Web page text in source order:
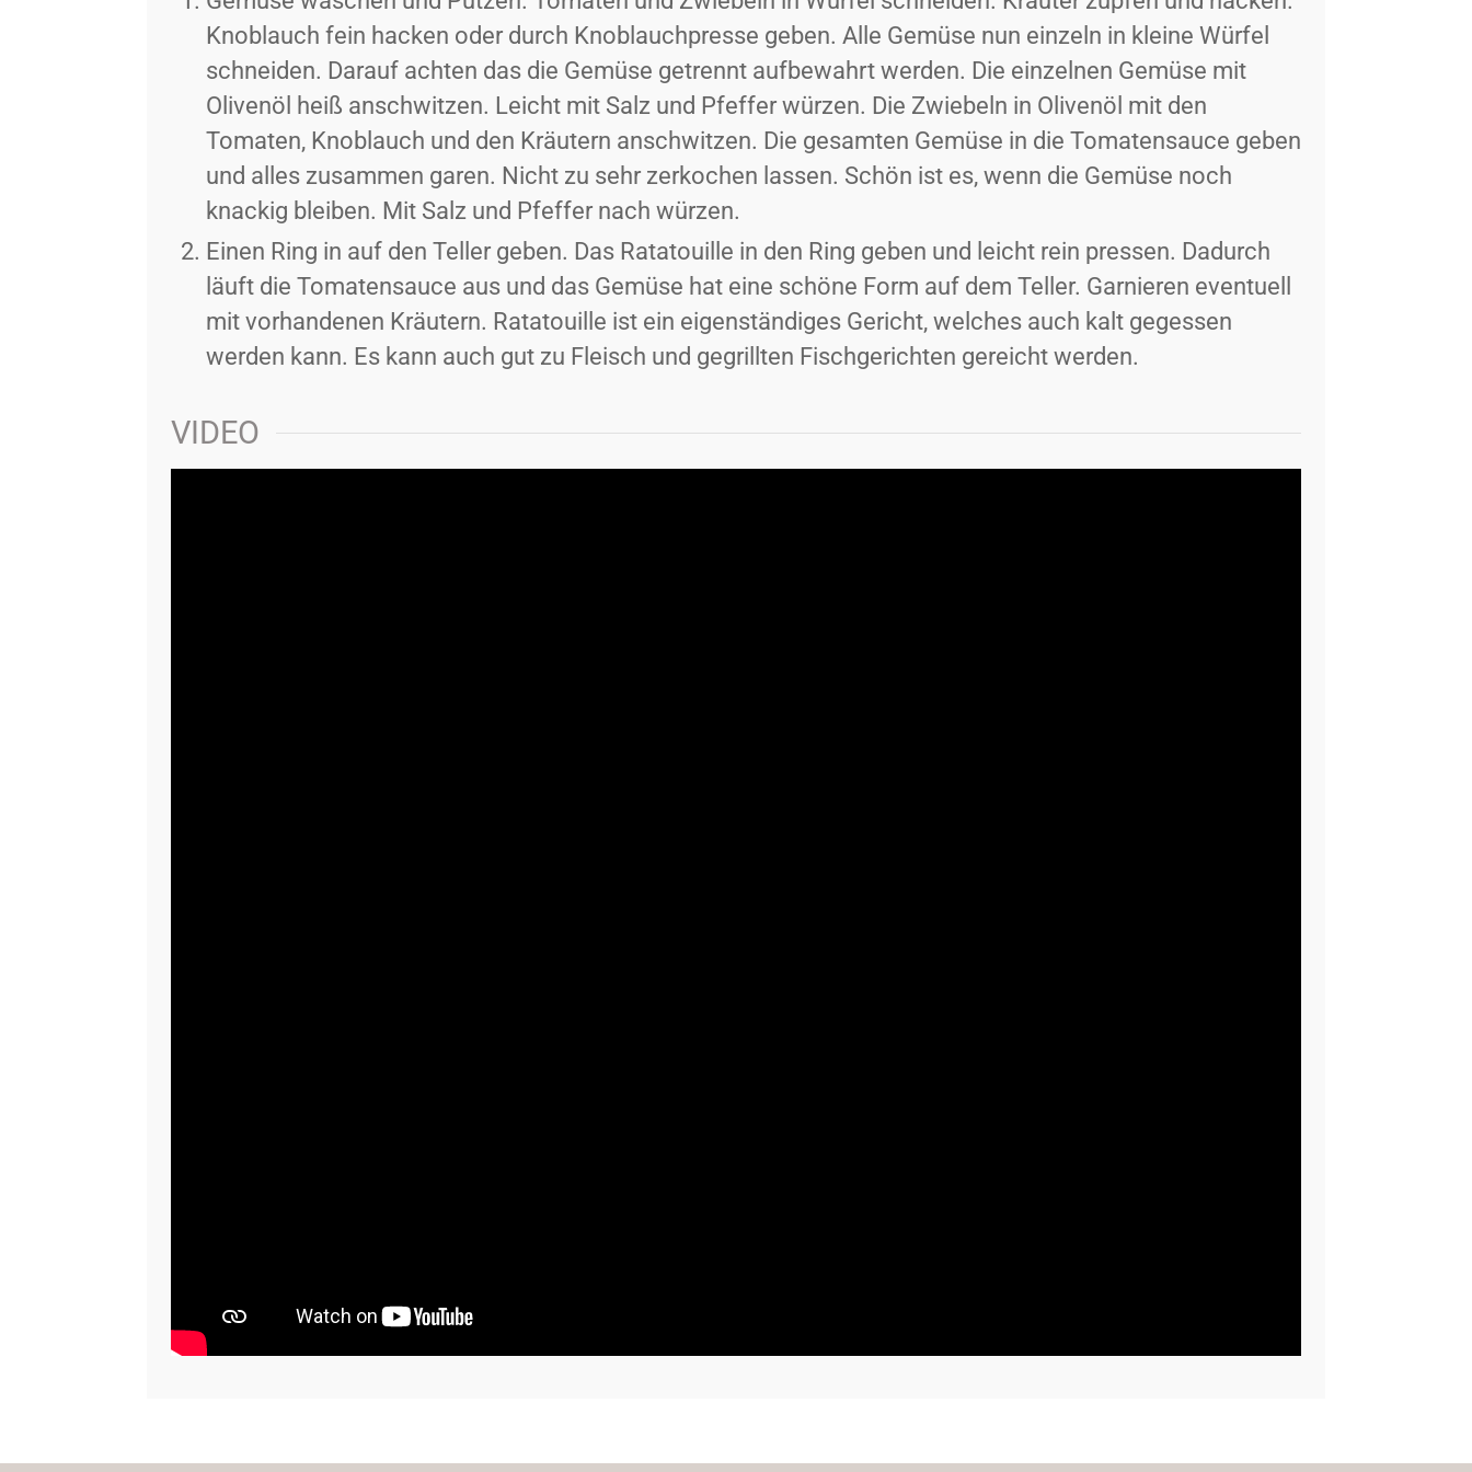
Knoblauch fein hacken oder durch Knoblauchpresse geben. Alle Gemüse nun einzeln in kleine Würfel
schneiden. Darauf achten das die Gemüse getrennt aufbewahrt werden. Die einzelnen Gemüse mit
Olivenöl heiß anschwitzen. Leicht mit Salz und Pfeffer würzen. Die Zwiebeln in Olivenöl mit den
Tomaten, Knoblauch und den Kräutern anschwitzen. Die gesamten Gemüse in die Tomatensauce geben
und alles zusammen garen. Nicht zu sehr zerkochen lassen. Schön ist es, wenn die Gemüse noch
knackig bleiben. Mit Salz und Pfeffer nach würzen.
Einen Ring in auf den Teller geben. Das Ratatouille in den Ring geben und leicht rein pressen. Dadurch
läuft die Tomatensauce aus und das Gemüse hat eine schöne Form auf dem Teller. Garnieren eventuell
mit vorhandenen Kräutern. Ratatouille ist ein eigenständiges Gericht, welches auch kalt gegessen
werden kann. Es kann auch gut zu Fleisch und gegrillten Fischgerichten gereicht werden.
VIDEO